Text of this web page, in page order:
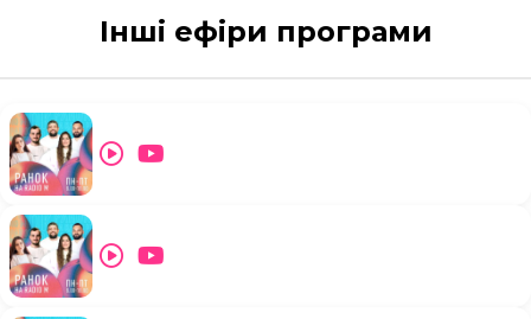
Інші ефіри програми